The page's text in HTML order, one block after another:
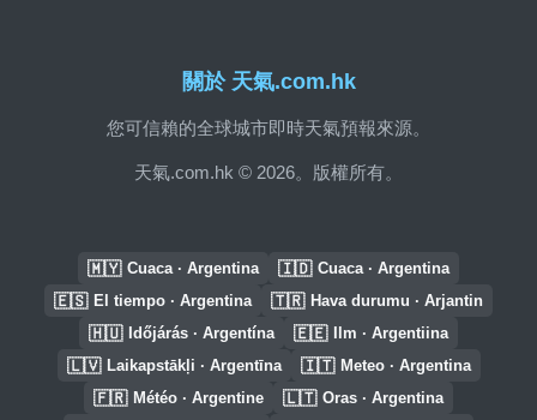
關於 天氣.com.hk
您可信賴的全球城市即時天氣預報來源。
天氣.com.hk © 2026。版權所有。
🇲🇾 Cuaca · Argentina 🇮🇩 Cuaca · Argentina
🇪🇸 El tiempo · Argentina 🇹🇷 Hava durumu · Arjantin
🇭🇺 Időjárás · Argentína 🇪🇪 Ilm · Argentiina
🇱🇻 Laikapstākļi · Argentīna 🇮🇹 Meteo · Argentina
🇫🇷 Météo · Argentine 🇱🇹 Oras · Argentina